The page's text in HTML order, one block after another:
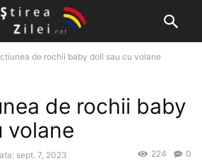
de rochii baby doll sau cu volane
de rochii baby
volane
sept. 7, 2023 0
224